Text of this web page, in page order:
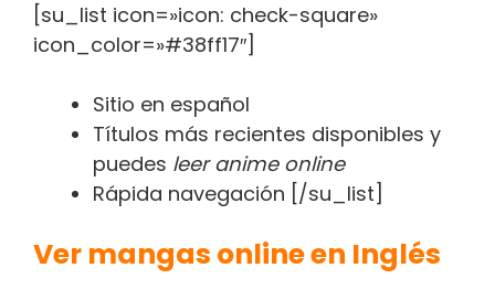
[su_list icon=»icon: check-square»
icon_color=»#38ff17″]
Sitio en español
Títulos más recientes disponibles y
puedes leer anime online
Rápida navegación [/su_list]
Ver mangas online en Inglés